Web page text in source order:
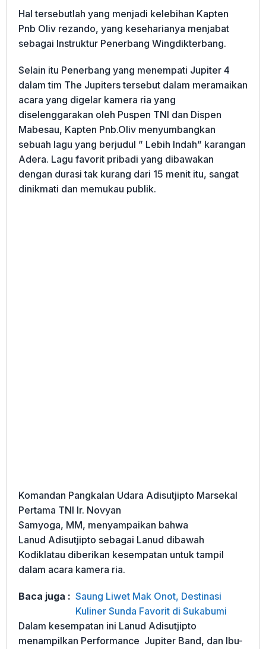
Hal tersebutlah yang menjadi kelebihan Kapten
Pnb Oliv rezando, yang keseharianya menjabat
sebagai Instruktur Penerbang Wingdikterbang.
Selain itu Penerbang yang menempati Jupiter 4
dalam tim The Jupiters tersebut dalam meramaikan
acara yang digelar kamera ria yang
diselenggarakan oleh Puspen TNI dan Dispen
Mabesau, Kapten Pnb.Oliv menyumbangkan
sebuah lagu yang berjudul ” Lebih Indah” karangan
Adera. Lagu favorit pribadi yang dibawakan
dengan durasi tak kurang dari 15 menit itu, sangat
dinikmati dan memukau publik.
Komandan Pangkalan Udara Adisutjipto Marsekal
Pertama TNI Ir. Novyan
Samyoga, MM, menyampaikan bahwa
Lanud Adisutjipto sebagai Lanud dibawah
Kodiklatau diberikan kesempatan untuk tampil
dalam acara kamera ria.
Baca juga : Saung Liwet Mak Onot, Destinasi
Kuliner Sunda Favorit di Sukabumi
Dalam kesempatan ini Lanud Adisutjipto
menampilkan Performance Jupiter Band, dan Ibu-